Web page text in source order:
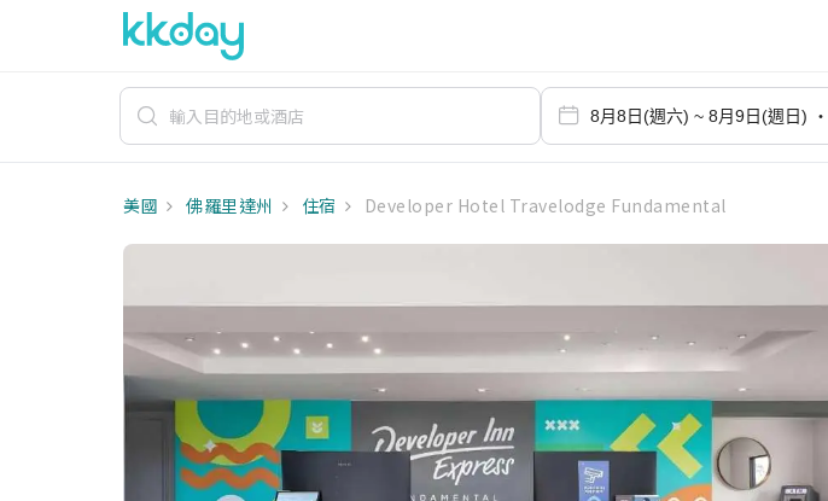
美國 佛羅里達州 住宿 Developer Hotel Travelodge Fundamental